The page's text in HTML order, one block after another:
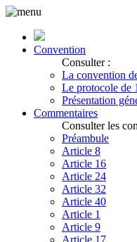
Convention
Consulter :
La convention
Le protocole de
Présentation
Commentaires
Consulter les
Préambule
Article 8
Article 16
Article 24
Article 32
Article 40
Article 1
Article 9
Article 17